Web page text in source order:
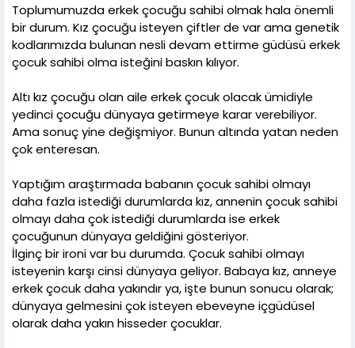
Toplumumuzda erkek çocuğu sahibi olmak hala önemli
bir durum. Kız çocuğu isteyen çiftler de var ama genetik
kodlarımızda bulunan nesli devam ettirme güdüsü erkek
çocuk sahibi olma isteğini baskın kılıyor.
Altı kız çocuğu olan aile erkek çocuk olacak ümidiyle
yedinci çocuğu dünyaya getirmeye karar verebiliyor.
Ama sonuç yine değişmiyor. Bunun altında yatan neden
çok enteresan.
Yaptığım araştırmada babanın çocuk sahibi olmayı
daha fazla istediği durumlarda kız, annenin çocuk sahibi
olmayı daha çok istediği durumlarda ise erkek
çocuğunun dünyaya geldiğini gösteriyor.
İlginç bir ironi var bu durumda. Çocuk sahibi olmayı
isteyenin karşı cinsi dünyaya geliyor. Babaya kız, anneye
erkek çocuk daha yakındır ya, işte bunun sonucu olarak;
dünyaya gelmesini çok isteyen ebeveyne içgüdüsel
olarak daha yakın hisseder çocuklar.